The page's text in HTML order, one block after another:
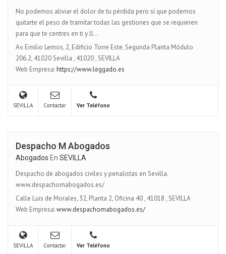
No podemos aliviar el dolor de tu pérdida pero sí que podemos
quitarte el peso de tramitar todas las gestiones que se requieren
para que te centres en ti y ll...
Av. Emilio Lemos, 2, Edificio Torre Este, Segunda Planta Módulo
206.2, 41020 Sevilla , 41020,SEVILLA
Web Empresa:https://www.leggado.es
SEVILLA Contactar Ver Teléfono
Despacho M Abogados
Abogados En SEVILLA
Despacho de abogados civiles y penalistas en Sevilla.
www.despachomabogados.es/
Calle Luis de Morales, 32, Planta 2, Oficina 40, 41018 ,SEVILLA
Web Empresa:www.despachomabogados.es/
SEVILLA Contactar Ver Teléfono